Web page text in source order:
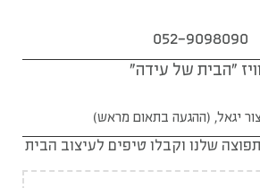
052-9098090
"הבית של עידה"
שלנו וקבלו טיפים לעיצוב הבית